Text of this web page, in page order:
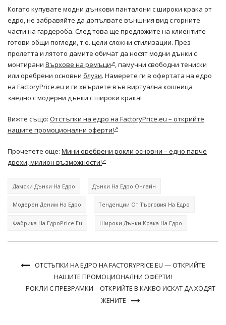
Когато купувате модни дънкови панталони с широки крака от
едро, не забравяйте да допълвате външния вид с горните
части на гардероба. След това ще предложите на клиентите
готови общи погледи, т.е. цели сложни стилизации. През
пролетта и лятото дамите обичат да носят модни дънки с
монтирани Върхове на ремъци , памучни свободни тениски
или оребрени основни блузи. Намерете ги в офертата на едро
на FactoryPrice.eu и ги хвърлете във виртуална кошница
заедно с модерни дънки с широки крака!
Вижте също: Отстъпки на едро на FactoryPrice.eu – открийте
нашите промоционални оферти!
Прочетете още: Мини оребрени рокли основни – едно парче
дрехи, милион възможности!
Дамски Дънки На Едро Дънки На Едро Онлайн
Модерен Деним На Едро Тенденции От Търговия На Едро
Фабрика На ЕдроPrice.eu Широки Дънки Крака На Едро
ОТСТЪПКИ НА ЕДРО НА FACTORYPRICE.EU — ОТКРИЙТЕ
НАШИТЕ ПРОМОЦИОНАЛНИ ОФЕРТИ!
РОКЛИ С ПРЕЗРАМКИ – ОТКРИЙТЕ В КАКВО ИСКАТ ДА ХОДЯТ
ЖЕНИТЕ